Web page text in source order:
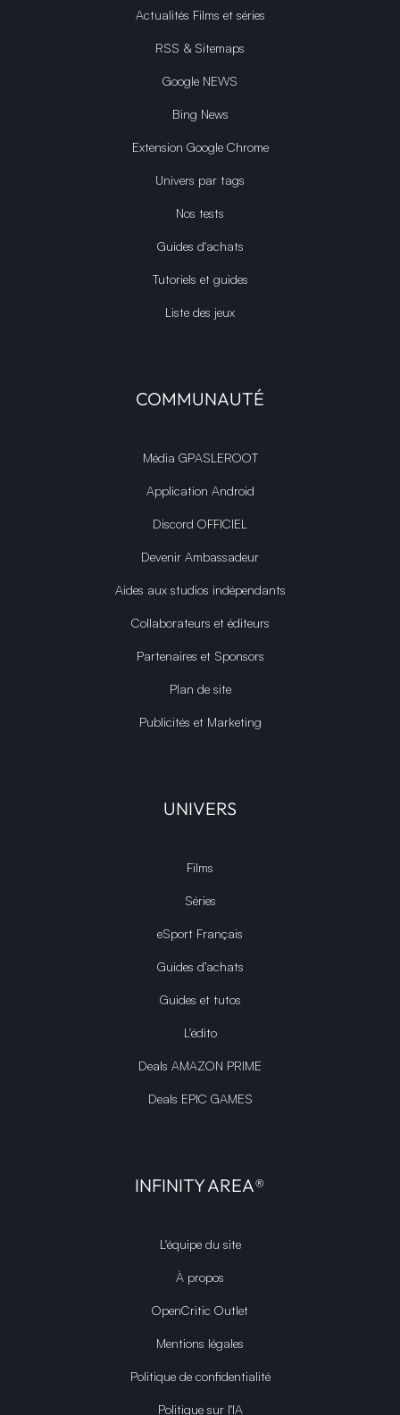
Actualités Films et séries
RSS & Sitemaps
Google NEWS
Bing News
Extension Google Chrome
Univers par tags
Nos tests
Guides d'achats
Tutoriels et guides
Liste des jeux
COMMUNAUTÉ
Média GPASLEROOT
Application Android
Discord OFFICIEL
Devenir Ambassadeur
Aides aux studios indépendants
Collaborateurs et éditeurs
Partenaires et Sponsors
Plan de site
Publicités et Marketing
UNIVERS
Films
Séries
eSport Français
Guides d’achats
Guides et tutos
L'édito
Deals AMAZON PRIME
Deals EPIC GAMES
INFINITY AREA®
L'équipe du site
À propos
OpenCritic Outlet
Mentions légales
Politique de confidentialité
Politique sur l'IA